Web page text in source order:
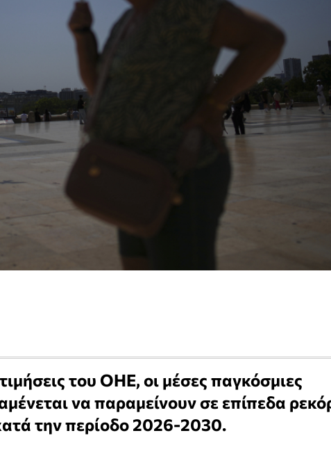
του ΟΗΕ, οι μέσες παγκόσμιες
να παραμείνουν σε επίπεδα
την περίοδο 2026-2030.